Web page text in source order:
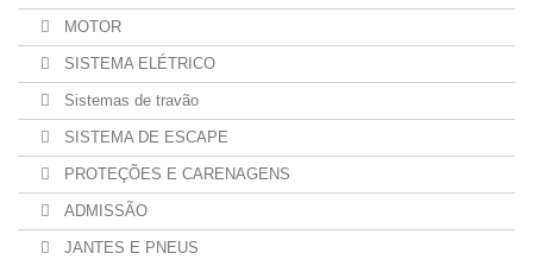
MOTOR
SISTEMA ELÉTRICO
Sistemas de travão
SISTEMA DE ESCAPE
PROTEÇÕES E CARENAGENS
ADMISSÃO
JANTES E PNEUS